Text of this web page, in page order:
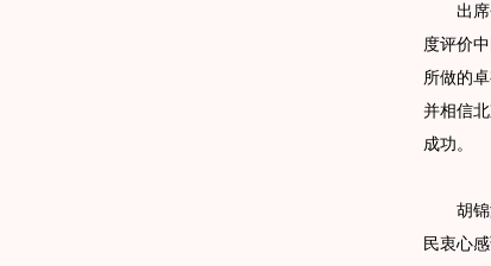
出席
度评价
所做的
并相信
成功。
胡锦
民衷心